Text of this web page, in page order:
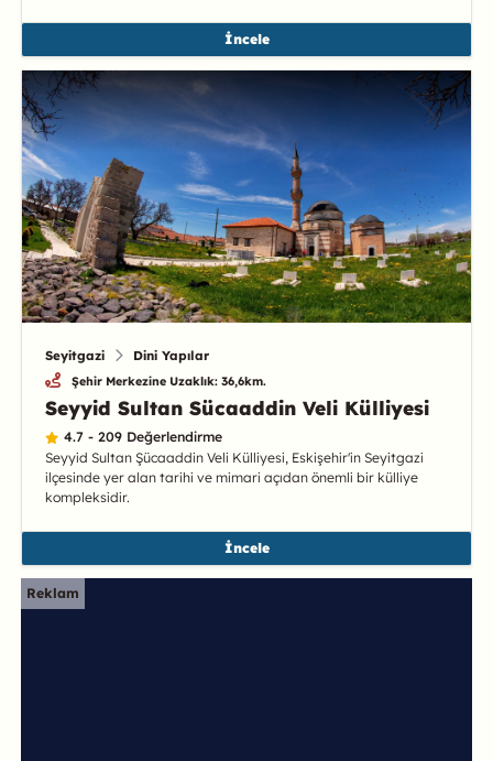
İncele
Seyitgazi Dini Yapılar
Şehir Merkezine Uzaklık: 36,6km.
Seyyid Sultan Sücaaddin Veli Külliyesi
4.7 - 209 Değerlendirme
Seyyid Sultan Şücaaddin Veli Külliyesi, Eskişehir'in Seyitgazi
ilçesinde yer alan tarihi ve mimari açıdan önemli bir külliye
kompleksidir.
İncele
Reklam